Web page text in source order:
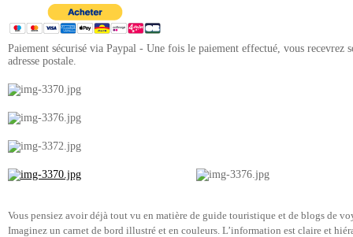
Paiement sécurisé via Paypal - Une fois le paiement effectué, vous recevrez
adresse postale.
Vous pensiez avoir déjà tout vu en matière de guide touristique et de blogs de
Imaginez un carnet de bord illustré et en couleurs. L’information est claire et